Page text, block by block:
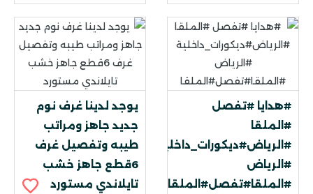
#هدايا #تفصل
#الملقا
#الرياض#ديكورات_داخلية
#الرياض
#الملقا#تفصل#الملقا
يوجد لدينا غرف نوم
جديد جاهز ومراتب
طيبه وتفصيل غرف
6قطع جاهز خشب
تايلاندي مستورد